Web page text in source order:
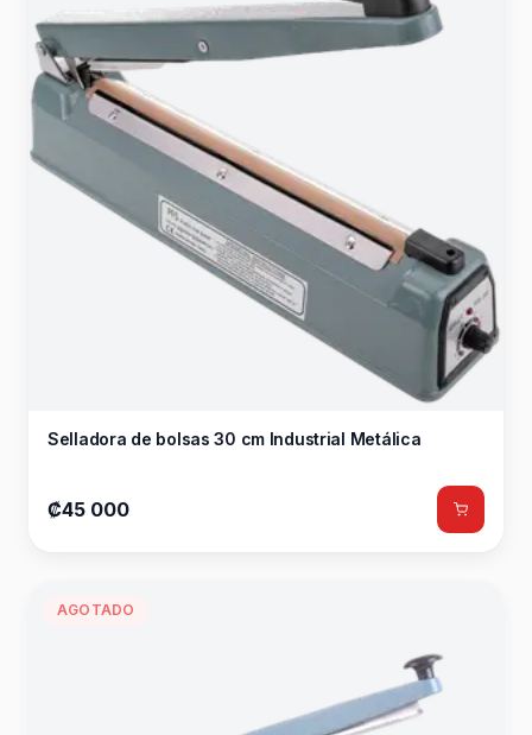
Selladora de bolsas 30 cm Industrial Metálica
₡45 000
AGOTADO